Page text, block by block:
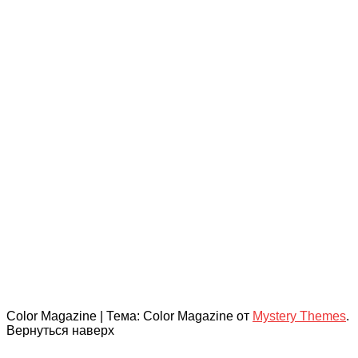
Color Magazine Тема: Color Magazine от Mystery Themes.
Вернуться наверх